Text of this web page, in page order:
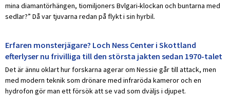
mina diamantörhängen, tiomiljoners Bvlgari-klockan och buntarna med
sedlar?” Då var tjuvarna redan på flykt i sin hyrbil.
Erfaren monsterjägare? Loch Ness Center i Skottland
efterlyser nu frivilliga till den största jakten sedan 1970-talet
Det är ännu oklart hur forskarna agerar om Nessie går till attack, men
med modern teknik som drönare med infraröda kameror och en
hydrofon gör man ett försök att se vad som dväljs i djupet.